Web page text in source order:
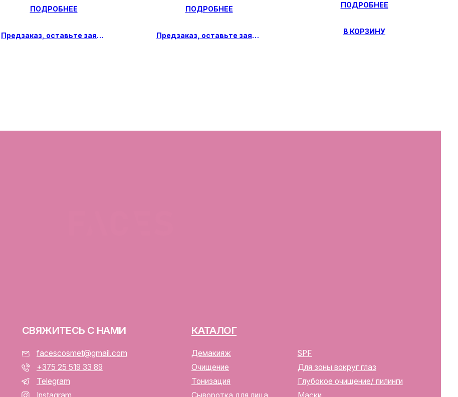
ПОДРОБНЕЕ
Предзаказ, оставьте заявку
ПОДРОБНЕЕ
Предзаказ, оставьте заявку
ПОДРОБНЕЕ
В КОРЗИНУ
ООО «ФЭЙСИС» УНП: 193782283
Юридический адрес: Республика Беларусь, г. Минск, ул.
Свидетельство о государственной регистрации
№193782283, выдано Минским горисполкомом 12.08.2024 г.
Интернет-магазин включен в Торговый реестр Республики
Беларусь 13.01.2025 за №739352
р/с BY74ALFA30122F42070010270000
Доставка и оплата
Публичная оферта